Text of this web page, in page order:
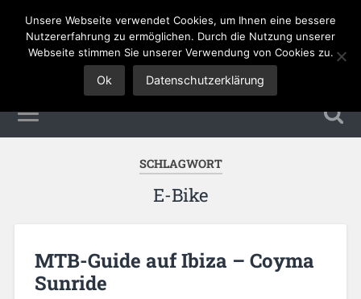
Tourismus Jobs
SCHLAGWORT
E-Bike
MTB-Guide auf Ibiza – Coyma
Sunride
Unsere Webseite verwendet Cookies, um Ihnen eine bessere
Nutzererfahrung zu ermöglichen. Durch die Nutzung unserer
Webseite stimmen Sie unserer Verwendung von Cookies zu.
Ok Datenschutzerklärung